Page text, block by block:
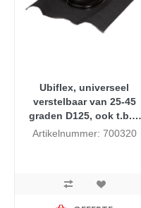
Ubiflex, universeel
verstelbaar van 25-45
graden D125, ook t.b.v.
rookgas D80/125
Artikelnummer: 700320